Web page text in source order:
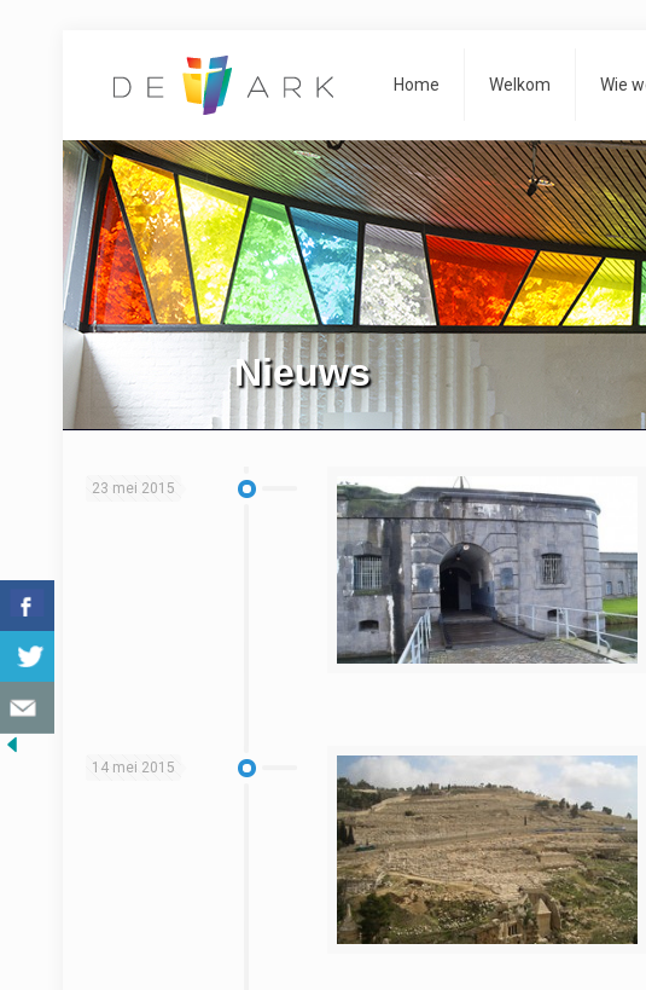
Home Welkom Wie
Nieuws
23 mei 2015
14 mei 2015